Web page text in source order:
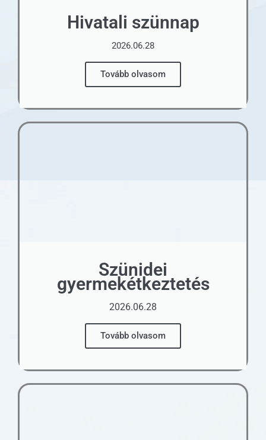
Hivatali szünnap
2026.06.28
Tovább olvasom
Szünidei
gyermekétkeztetés
2026.06.28
Tovább olvasom